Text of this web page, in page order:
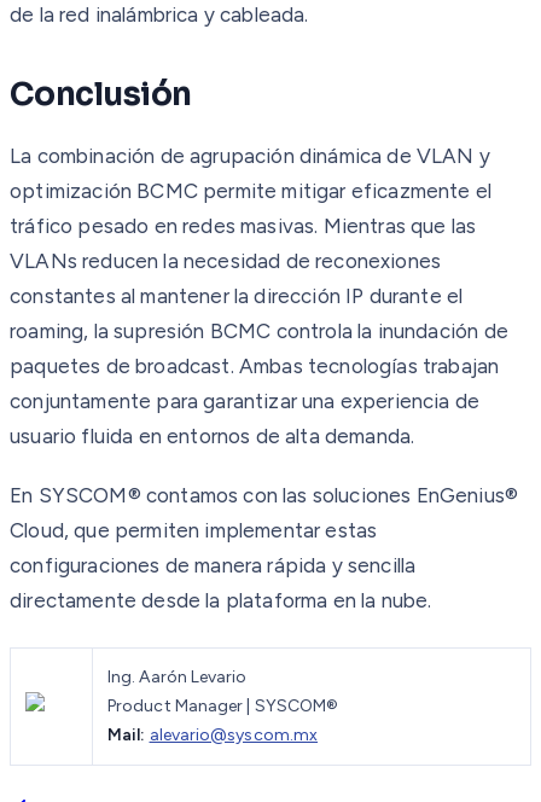
de la red inalámbrica y cableada.
Conclusión
La combinación de agrupación dinámica de VLAN y
optimización BCMC permite mitigar eficazmente el
tráfico pesado en redes masivas. Mientras que las
VLANs reducen la necesidad de reconexiones
constantes al mantener la dirección IP durante el
roaming, la supresión BCMC controla la inundación de
paquetes de broadcast. Ambas tecnologías trabajan
conjuntamente para garantizar una experiencia de
usuario fluida en entornos de alta demanda.
En SYSCOM® contamos con las soluciones EnGenius®
Cloud, que permiten implementar estas
configuraciones de manera rápida y sencilla
directamente desde la plataforma en la nube.
Ing. Aarón Levario
Product Manager | SYSCOM®
Mail: alevario@syscom.mx